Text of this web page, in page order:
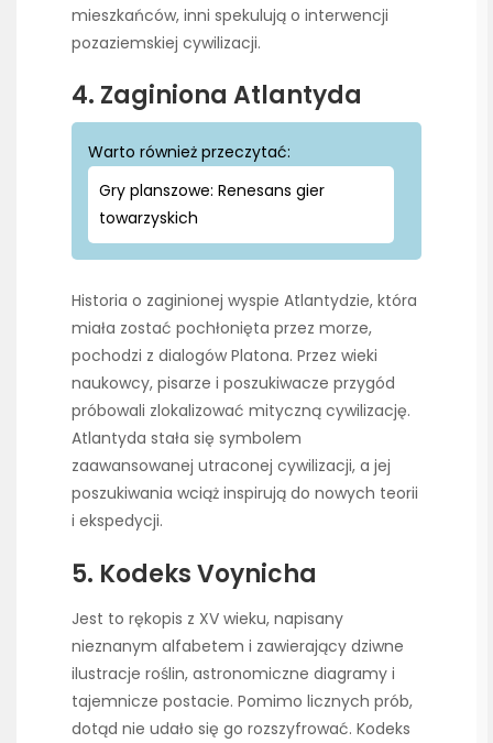
mieszkańców, inni spekulują o interwencji
pozaziemskiej cywilizacji.
4. Zaginiona Atlantyda
Warto również przeczytać:
Gry planszowe: Renesans gier
towarzyskich
Historia o zaginionej wyspie Atlantydzie, która
miała zostać pochłonięta przez morze,
pochodzi z dialogów Platona. Przez wieki
naukowcy, pisarze i poszukiwacze przygód
próbowali zlokalizować mityczną cywilizację.
Atlantyda stała się symbolem
zaawansowanej utraconej cywilizacji, a jej
poszukiwania wciąż inspirują do nowych teorii
i ekspedycji.
5. Kodeks Voynicha
Jest to rękopis z XV wieku, napisany
nieznanym alfabetem i zawierający dziwne
ilustracje roślin, astronomiczne diagramy i
tajemnicze postacie. Pomimo licznych prób,
dotąd nie udało się go rozszyfrować. Kodeks